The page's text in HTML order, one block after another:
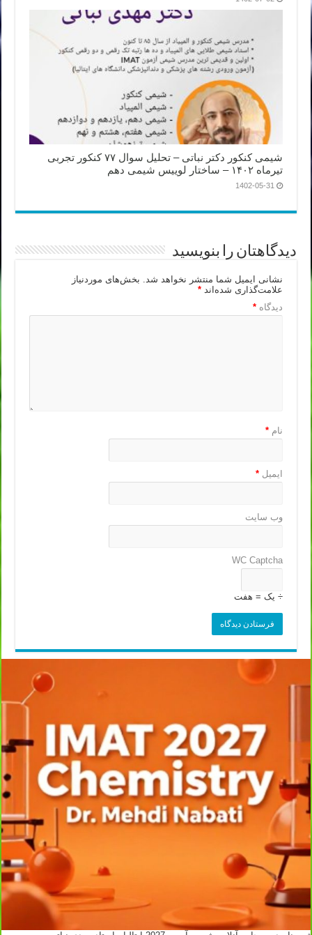
شیمی کنکور دکتر نباتی – تحلیل سوال ۷۷ کنکور تجربی
تیرماه ۱۴۰۲ – ساختار لوییس شیمی دهم
1402-05-31
دیدگاهتان را بنویسید
نشانی ایمیل شما منتشر نخواهد شد. بخش‌های موردنیاز
علامت‌گذاری شده‌اند*
دیدگاه*
نام*
ایمیل*
وب‌ سایت
WC Captcha
÷ یک = هفت